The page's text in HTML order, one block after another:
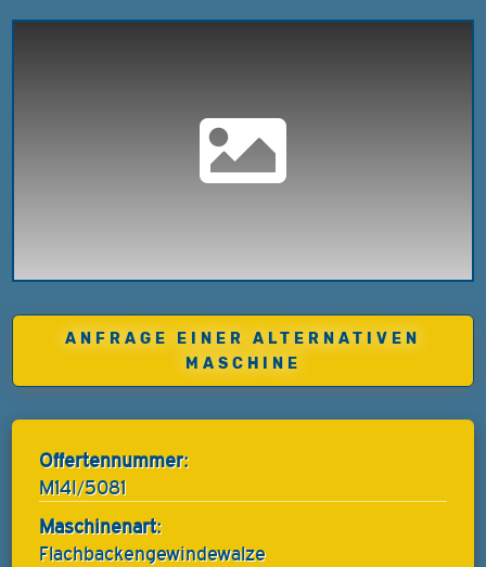
ANFRAGE EINER ALTERNATIVEN
MASCHINE
Offertennummer:
M14I/5081
Maschinenart:
Flachbackengewindewalze